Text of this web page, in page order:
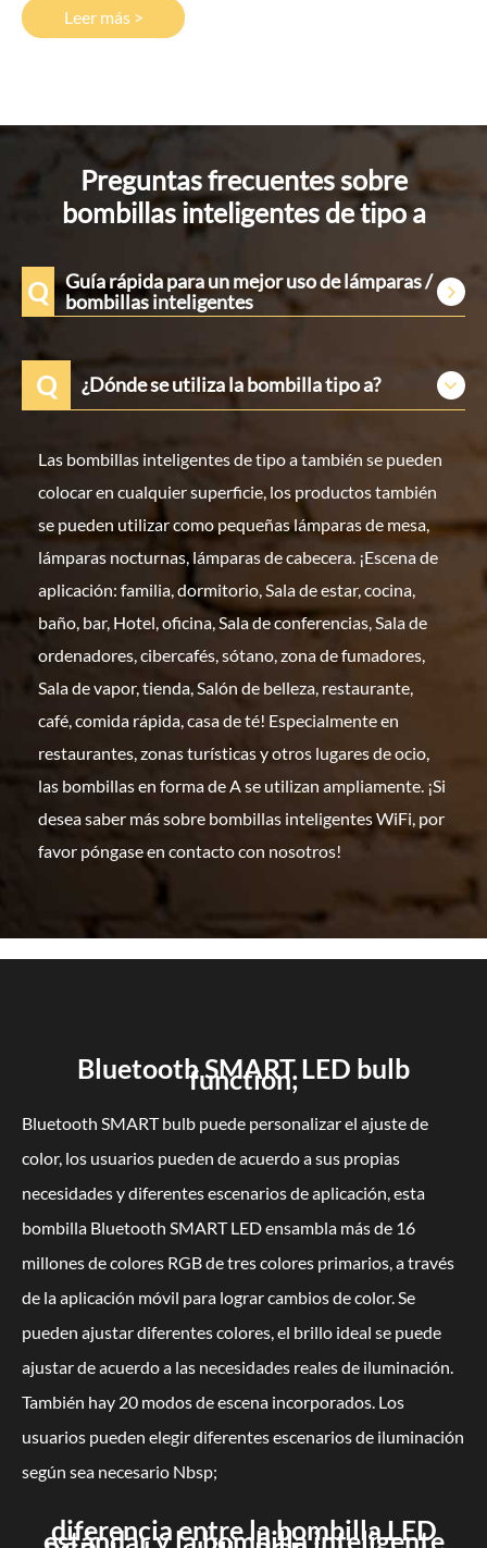
Leer más >
Preguntas frecuentes sobre
bombillas inteligentes de tipo a
Q
Guía rápida para un mejor uso de lámparas /
bombillas inteligentes
Q ¿Dónde se utiliza la bombilla tipo a?
Las bombillas inteligentes de tipo a también se pueden
colocar en cualquier superficie, los productos también
se pueden utilizar como pequeñas lámparas de mesa,
lámparas nocturnas, lámparas de cabecera. ¡Escena de
aplicación: familia, dormitorio, Sala de estar, cocina,
baño, bar, Hotel, oficina, Sala de conferencias, Sala de
ordenadores, cibercafés, sótano, zona de fumadores,
Sala de vapor, tienda, Salón de belleza, restaurante,
café, comida rápida, casa de té! Especialmente en
restaurantes, zonas turísticas y otros lugares de ocio,
las bombillas en forma de A se utilizan ampliamente. ¡Si
desea saber más sobre bombillas inteligentes WiFi, por
favor póngase en contacto con nosotros!
Bluetooth SMART LED bulb
function;
Bluetooth SMART bulb puede personalizar el ajuste de
color, los usuarios pueden de acuerdo a sus propias
necesidades y diferentes escenarios de aplicación, esta
bombilla Bluetooth SMART LED ensambla más de 16
millones de colores RGB de tres colores primarios, a través
de la aplicación móvil para lograr cambios de color. Se
pueden ajustar diferentes colores, el brillo ideal se puede
ajustar de acuerdo a las necesidades reales de iluminación.
También hay 20 modos de escena incorporados. Los
usuarios pueden elegir diferentes escenarios de iluminación
según sea necesario Nbsp;
diferencia entre la bombilla LED
estándar y la bombilla inteligente